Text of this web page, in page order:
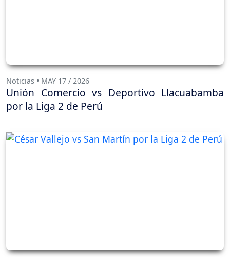
Noticias • MAY 17 / 2026
Unión Comercio vs Deportivo Llacuabamba
por la Liga 2 de Perú